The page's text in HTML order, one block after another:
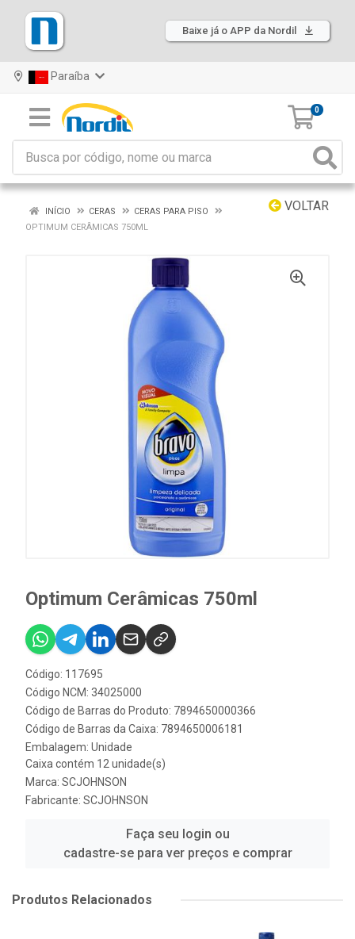
Baixe já o APP da Nordil
Paraíba
0
VOLTAR
INÍCIO CERAS
CERAS PARA PISO
OPTIMUM CERÂMICAS 750ML
Optimum Cerâmicas 750ml
Código: 117695
Código NCM: 34025000
Código de Barras do Produto: 7894650000366
Código de Barras da Caixa: 7894650006181
Embalagem: Unidade
Caixa contém 12 unidade(s)
Marca: SCJOHNSON
Fabricante: SCJOHNSON
Faça seu login ou
cadastre-se para ver preços e comprar
Produtos Relacionados